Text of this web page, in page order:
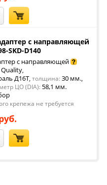
с направляющей
SKD-D140
с направляющей
,
Д16Т, толщина: 30 мм.,
ЦО (DIA): 58,1 мм.
крепежа не требуется